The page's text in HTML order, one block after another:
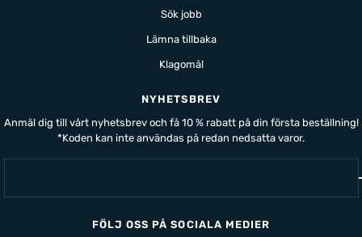
Sök jobb
Lämna tillbaka
Klagomål
NYHETSBREV
Anmäl dig till vårt nyhetsbrev och få 10 % rabatt på din första beställning!
*Koden kan inte användas på redan nedsatta varor.
FÖLJ OSS PÅ SOCIALA MEDIER